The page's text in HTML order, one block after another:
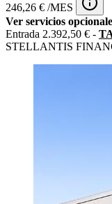
246,26 € /MES
Ver servicios
Entrada 2.392,50 € -
STELLANTIS